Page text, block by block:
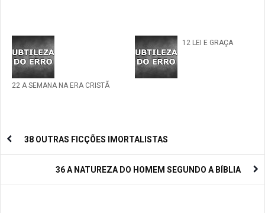
22 A SEMANA NA ERA CRISTÃ
12 LEI E GRAÇA
38 OUTRAS FICÇÕES IMORTALISTAS
36 A NATUREZA DO HOMEM SEGUNDO A BÍBLIA